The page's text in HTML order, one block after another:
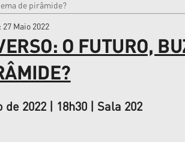
de pirâmide?
: 27 Maio 2022
O FUTURO,
de 2022 | 18h30 | Sala 202